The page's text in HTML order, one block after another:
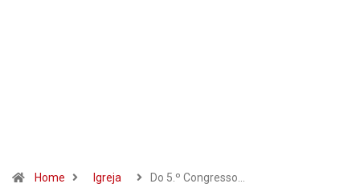
Home Igreja Do 5.º Congresso…